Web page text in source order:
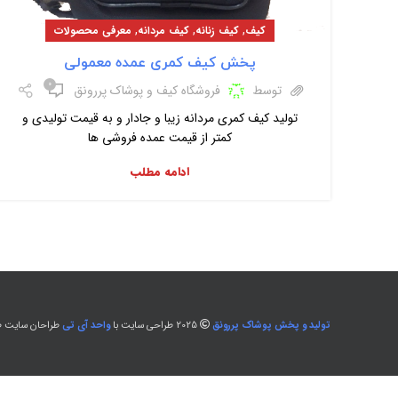
کیف, کیف زنانه, کیف مردانه, معرفی محصولات
پخش کیف کمری عمده معمولی
توسط فروشگاه کیف و پوشاک پررونق ۰
تولید کیف کمری مردانه زیبا و جادار و به قیمت تولیدی و
کمتر از قیمت عمده فروشی ها
ادامه مطلب
تولید و پخش پوشاک پررونق واحد آی تیطراحان سایت